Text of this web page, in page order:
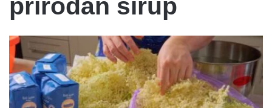
prirodan sirup